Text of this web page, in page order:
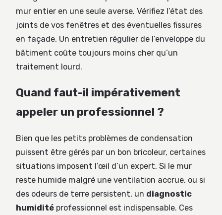
mur entier en une seule averse. Vérifiez l’état des
joints de vos fenêtres et des éventuelles fissures
en façade. Un entretien régulier de l’enveloppe du
bâtiment coûte toujours moins cher qu’un
traitement lourd.
Quand faut-il impérativement
appeler un professionnel ?
Bien que les petits problèmes de condensation
puissent être gérés par un bon bricoleur, certaines
situations imposent l’œil d’un expert. Si le mur
reste humide malgré une ventilation accrue, ou si
des odeurs de terre persistent, un diagnostic
humidité professionnel est indispensable. Ces